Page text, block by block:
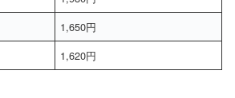
1,650円
1,620円